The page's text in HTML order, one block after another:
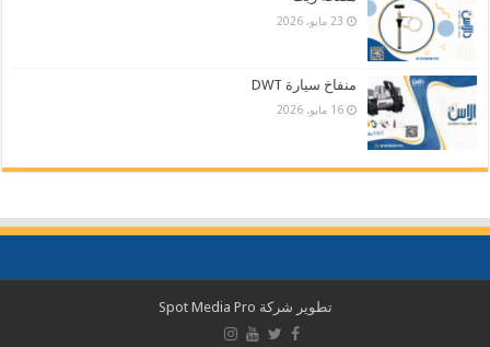
23 مايو، 2026
منفاخ سيارة DWT
16 مايو، 2026
تطوير شركة Spot Media Pro